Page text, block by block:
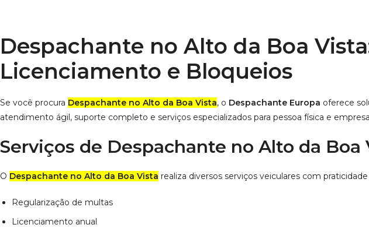
Despachante no Alto da Boa Vista
Licenciamento e Bloqueios
Se você procura Despachante no Alto da Boa Vista, o Despachante Europa oferece
atendimento ágil, suporte completo e serviços especializados para pessoa física e
Serviços de Despachante no Alto da Boa
O Despachante no Alto da Boa Vista realiza diversos serviços veiculares com
Regularização de multas
Licenciamento anual